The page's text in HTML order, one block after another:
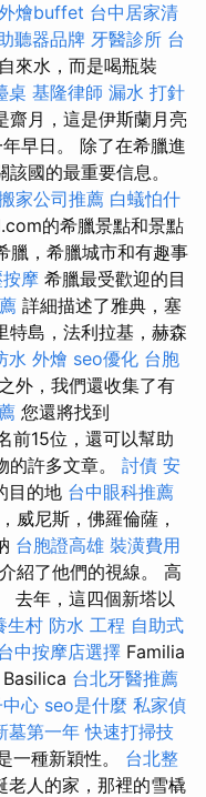
燴buffet 台中居家清
聽器品牌 牙醫診所 台
來水，而是喝瓶裝
桌 基隆律師 漏水 打針
齋月，這是伊斯蘭月亮
早日。 除了在希臘進
國的最重要信息。
家公司推薦 白蟻怕什
的希臘景點和景點
臘，希臘城市和有趣事
摩 希臘最受歡迎的目
詳細描述了雅典，塞
特島，法利拉基，赫森
水 外燴 seo優化 台胞
外，我們還收集了有
您還將找到
前15位，還可以幫助
許多文章。 討債 安
目的地 台中眼科推薦
威尼斯，佛羅倫薩，
台胞證高雄 裝潢費用
紹了他們的視線。 高
去年，這四個新塔以
生村 防水 工程 自助式
中按摩店選擇 Familia
Basilica 台北牙醫推薦
心 seo是什麼 私家偵
墓第一年 快速打掃技
一種新穎性。 台北整
老人的家，那裡的雪橇